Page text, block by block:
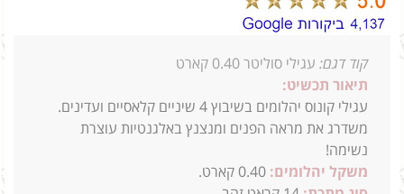
קוד דגם: עגילי סוליטר 0.40 קארט
תיאור תכשיט:
עגילי קונוס יהלומים בשיבוץ 4 שיניים קלאסיים ועדינים.
משדרג את מראה הפנים ומנצנץ באלגנטיות עוצרת
נשימה!
משקל יהלומים: 0.40 קארט.